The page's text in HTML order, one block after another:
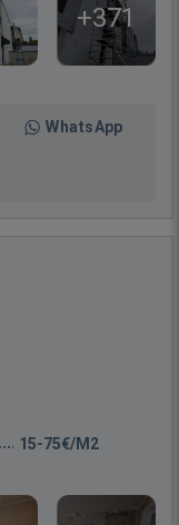
+371
WhatsApp
15-75€/M2